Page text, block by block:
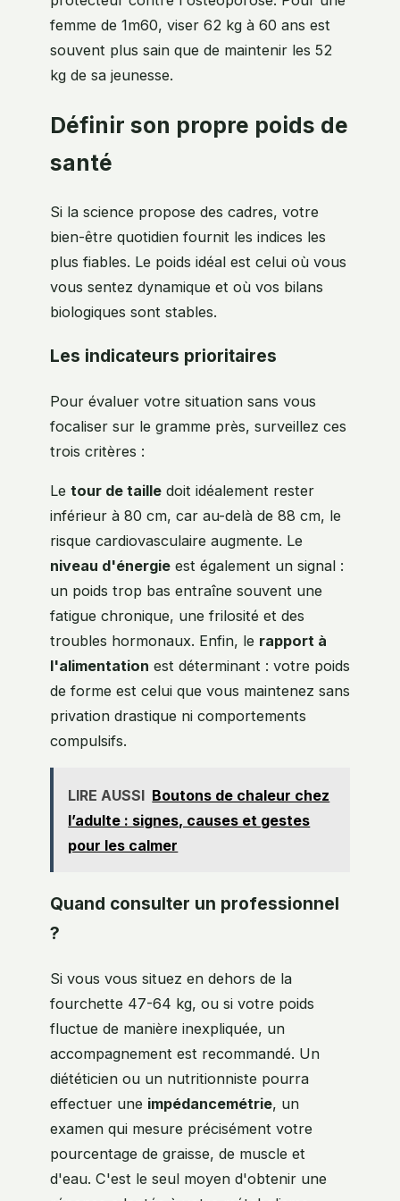
femme de 1m60, viser 62 kg à 60 ans est
souvent plus sain que de maintenir les 52
kg de sa jeunesse.
Définir son propre poids de
santé
Si la science propose des cadres, votre
bien-être quotidien fournit les indices les
plus fiables. Le poids idéal est celui où vous
vous sentez dynamique et où vos bilans
biologiques sont stables.
Les indicateurs prioritaires
Pour évaluer votre situation sans vous
focaliser sur le gramme près, surveillez ces
trois critères :
Le tour de taille doit idéalement rester
inférieur à 80 cm, car au-delà de 88 cm, le
risque cardiovasculaire augmente. Le
niveau d'énergie est également un signal :
un poids trop bas entraîne souvent une
fatigue chronique, une frilosité et des
troubles hormonaux. Enfin, le rapport à
l'alimentation est déterminant : votre poids
de forme est celui que vous maintenez sans
privation drastique ni comportements
compulsifs.
LIRE AUSSI Boutons de chaleur chez
l’adulte : signes, causes et gestes
pour les calmer
Quand consulter un professionnel
?
Si vous vous situez en dehors de la
fourchette 47-64 kg, ou si votre poids
fluctue de manière inexpliquée, un
accompagnement est recommandé. Un
diététicien ou un nutritionniste pourra
effectuer une impédancemétrie, un
examen qui mesure précisément votre
pourcentage de graisse, de muscle et
d'eau. C'est le seul moyen d'obtenir une